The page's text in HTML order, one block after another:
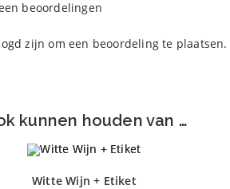
beoordelingen
zijn om een beoordeling te plaatsen.
kunnen houden van …
Witte Wijn + Etiket